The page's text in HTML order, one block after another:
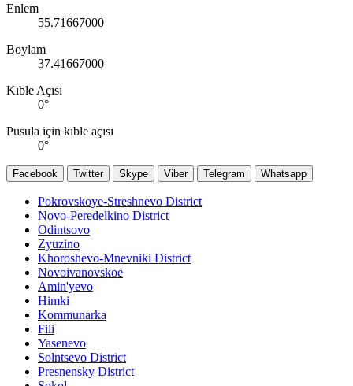
Enlem
55.71667000
Boylam
37.41667000
Kıble Açısı
0°
Pusula için kıble açısı
0°
Facebook Twitter Skype Viber Telegram Whatsapp
Pokrovskoye-Streshnevo District
Novo-Peredelkino District
Odintsovo
Zyuzino
Khoroshevo-Mnevniki District
Novoivanovskoe
Amin'yevo
Himki
Kommunarka
Fili
Yasenevo
Solntsevo District
Presnensky District